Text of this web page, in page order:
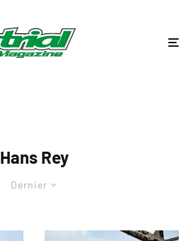
Hans Rey
Dernier